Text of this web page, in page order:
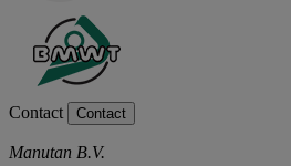
Contact Contact
Manutan B.V.